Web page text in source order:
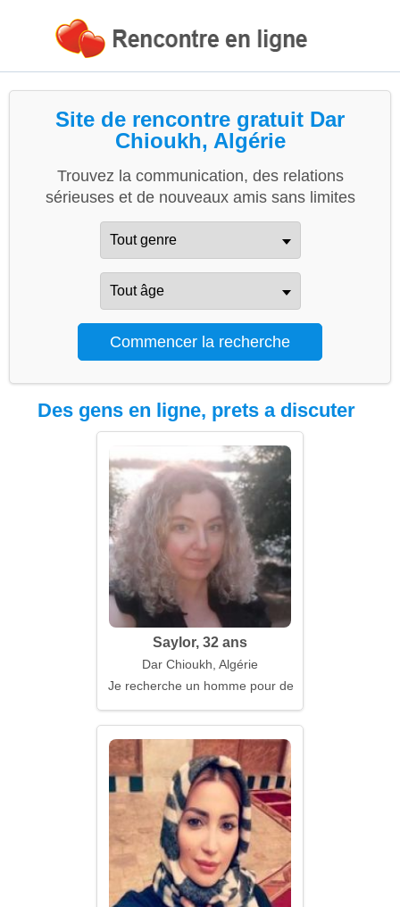
Site de rencontre gratuit Dar
Chioukh, Algérie
Trouvez la communication, des relations
sérieuses et de nouveaux amis sans limites
Des gens en ligne, prets a discuter
Saylor, 32 ans
Dar Chioukh, Algérie
Je recherche un homme pour de longues